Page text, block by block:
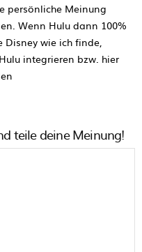
persönliche Meinung
Wenn Hulu dann 100%
Disney wie ich finde,
integrieren bzw. hier
teile deine Meinung!